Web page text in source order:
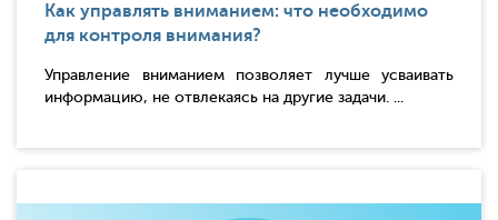
Как управлять вниманием: что необходимо
для контроля внимания?
Управление вниманием позволяет лучше усваивать
информацию, не отвлекаясь на другие задачи. ...